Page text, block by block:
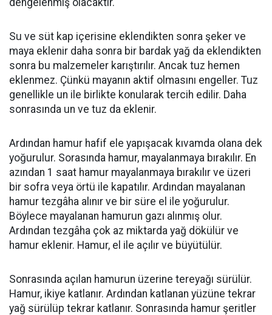
dengelenmiş olacaktır.
Su ve süt kap içerisine eklendikten sonra şeker ve
maya eklenir daha sonra bir bardak yağ da eklendikten
sonra bu malzemeler karıştırılır. Ancak tuz hemen
eklenmez. Çünkü mayanın aktif olmasını engeller. Tuz
genellikle un ile birlikte konularak tercih edilir. Daha
sonrasında un ve tuz da eklenir.
Ardından hamur hafif ele yapışacak kıvamda olana dek
yoğurulur. Sorasında hamur, mayalanmaya bırakılır. En
azından 1 saat hamur mayalanmaya bırakılır ve üzeri
bir sofra veya örtü ile kapatılır. Ardından mayalanan
hamur tezgâha alınır ve bir süre el ile yoğurulur.
Böylece mayalanan hamurun gazı alınmış olur.
Ardından tezgâha çok az miktarda yağ dökülür ve
hamur eklenir. Hamur, el ile açılır ve büyütülür.
Sonrasında açılan hamurun üzerine tereyağı sürülür.
Hamur, ikiye katlanır. Ardından katlanan yüzüne tekrar
yağ sürülüp tekrar katlanır. Sonrasında hamur şeritler